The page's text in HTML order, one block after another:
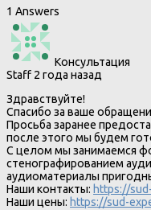
1 Answers
Консультация
Staff 2 года назад
Здравствуйте!
Спасибо за ваше
Просьба заранее
после этого мы будем
С целом мы занимаемся
стенографированием
аудиоматериалы
Наши контакты: https://
Наши цены: https://sud-